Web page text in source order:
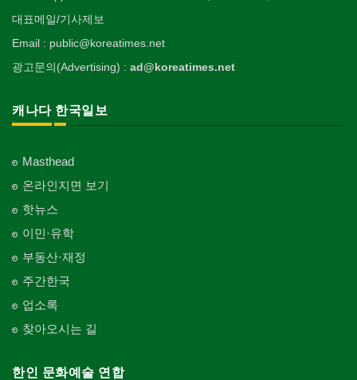
대표메일/기사제보
Email : public@koreatimes.net
광고문의(Advertising) : ad@koreatimes.net
캐나다 한국일보
Masthead
온라인지면 보기
핫뉴스
이민·유학
부동산·재정
주간한국
업소록
찾아오시는 길
한인 문화예술 연합